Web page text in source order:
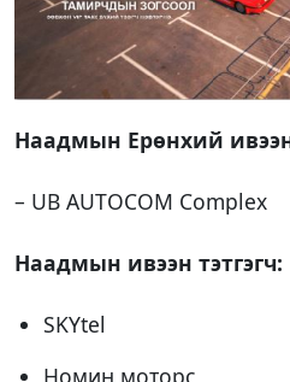
Наадмын Ерөнхий ивээн
– UB AUTOCOM Complex
Наадмын ивээн тэтгэгч:
SKYtel
Номин моторс